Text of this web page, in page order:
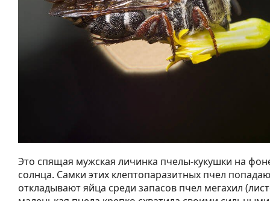
Это спящая мужская личинка пчелы-кукушки на
солнца. Самки этих клептопаразитных пчел
откладывают яйца среди запасов пчел мегахил